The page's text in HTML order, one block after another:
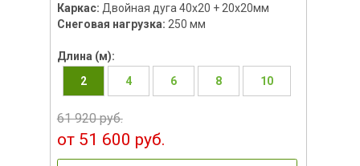
Каркас: Двойная дуга 40х20 + 20х20мм
Снеговая нагрузка: 250 мм
Длина (м):
2
4 6 8 10
61 920 руб.
от 51 600 руб.